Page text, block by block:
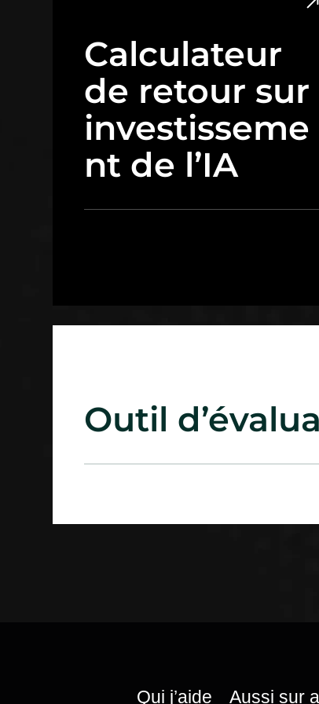
Calculateur
de retour sur
investisseme
nt de l’IA
Outil
Qui j’aide Aussi sur